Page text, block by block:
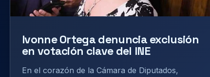
Ivonne Ortega denuncia exclusión
en votación clave del INE
En el corazón de la Cámara de Diputados,